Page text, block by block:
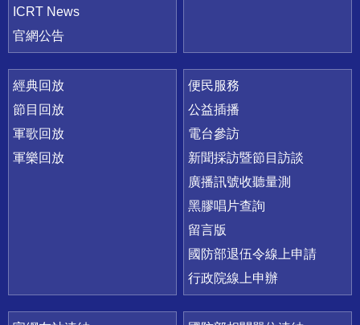
ICRT News
官網公告
經典回放
節目回放
軍歌回放
軍樂回放
便民服務
公益插播
電台參訪
新聞採訪暨節目訪談
廣播訊號收聽量測
黑膠唱片查詢
留言版
國防部退伍令線上申請
行政院線上申辦